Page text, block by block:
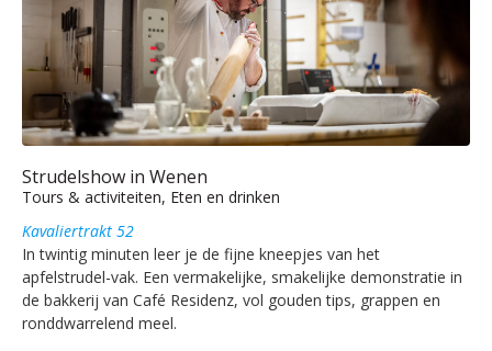
Strudelshow in Wenen
Tours & activiteiten, Eten en drinken
Kavaliertrakt 52
In twintig minuten leer je de fijne kneepjes van het
apfelstrudel-vak. Een vermakelijke, smakelijke demonstratie in
de bakkerij van Café Residenz, vol gouden tips, grappen en
ronddwarrelend meel.